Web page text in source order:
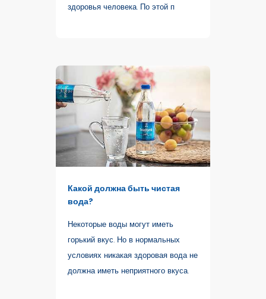
здоровья человека. По этой п
Какой должна быть чистая
вода?
Некоторые воды могут иметь
горький вкус. Но в нормальных
условиях никакая здоровая вода не
должна иметь неприятного вкуса.